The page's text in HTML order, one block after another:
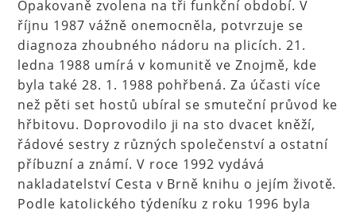
Opakovaně zvolena na tři funkční období. V
říjnu 1987 vážně onemocněla, potvrzuje se
diagnoza zhoubného nádoru na plicích. 21.
ledna 1988 umírá v komunitě ve Znojmě, kde
byla také 28. 1. 1988 pohřbená. Za účasti více
než pěti set hostů ubíral se smuteční průvod ke
hřbitovu. Doprovodilo ji na sto dvacet kněží,
řádové sestry z různých společenství a ostatní
příbuzní a známí. V roce 1992 vydává
nakladatelství Cesta v Brně knihu o jejím životě.
Podle katolického týdeníku z roku 1996 byla